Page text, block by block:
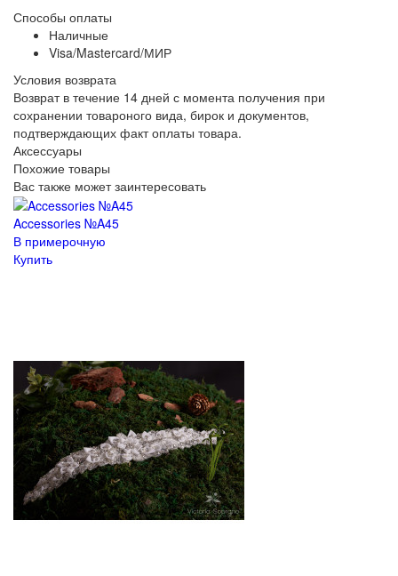
Способы оплаты
Наличные
Visa/Mastercard/МИР
Условия возврата
Возврат в течение 14 дней с момента получения при
сохранении товароного вида, бирок и документов,
подтверждающих факт оплаты товара.
Аксессуары
Похожие товары
Вас также может заинтересовать
Accessories №A45
В примерочную
Купить